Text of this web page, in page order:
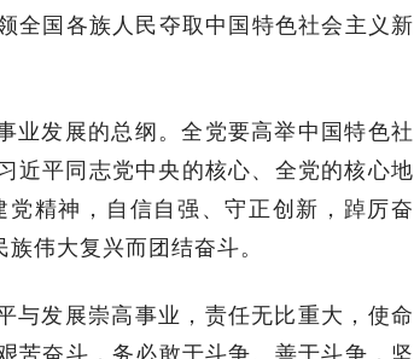
全国各族人民夺取中国特色社会主义新
业发展的总纲。全党要高举中国特色社
近平同志党中央的核心、全党的核心地
精神，自信自强、守正创新，踔厉奋
伟大复兴而团结奋斗。
与发展崇高事业，责任无比重大，使命
苦奋斗，务必敢于斗争、善于斗争，坚